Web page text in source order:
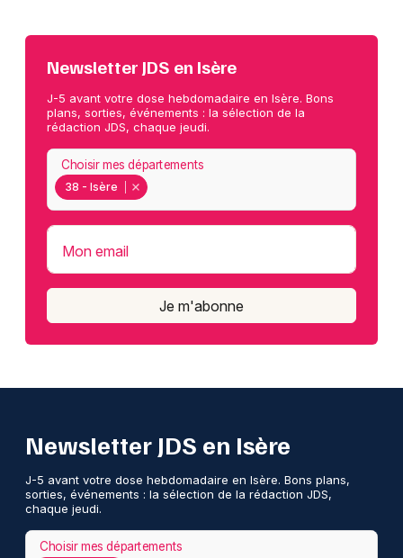
Newsletter JDS en Isère
J-5 avant votre dose hebdomadaire en Isère. Bons
plans, sorties, événements : la sélection de la
rédaction JDS, chaque jeudi.
38 - Isère
Choisir mes départements
Mon email
Je m'abonne
Newsletter JDS en Isère
J-5 avant votre dose hebdomadaire en Isère. Bons plans,
sorties, événements : la sélection de la rédaction JDS,
chaque jeudi.
Choisir mes départements